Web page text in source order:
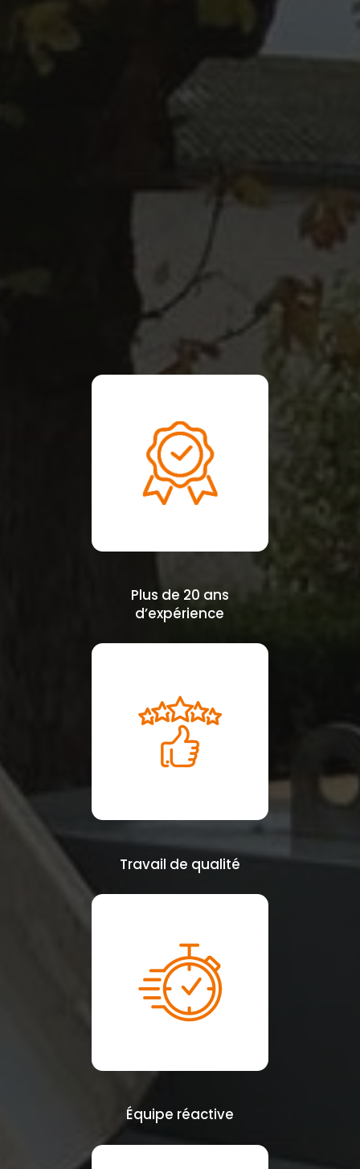
Plus de 20 ans
d’expérience
Travail de qualité
Équipe réactive